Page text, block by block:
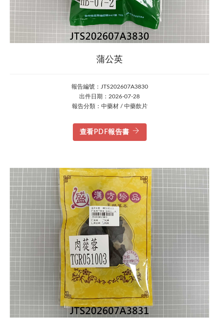
蒲公英
報告編號：JTS202607A3830
出件日期：2026-07-28
報告分類：中藥材 / 中藥飲片
查看PDF報告書